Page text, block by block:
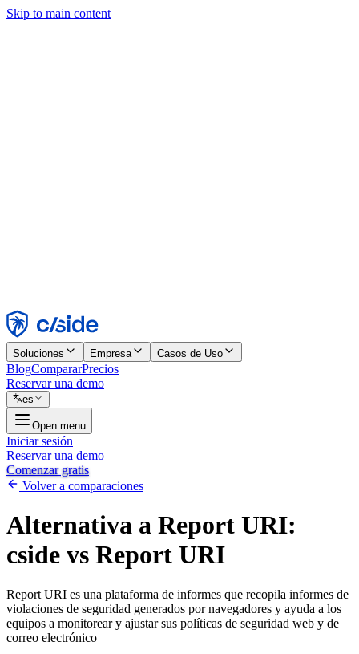
Skip to main content
Rechazar
Soluciones Empresa Casos de Uso
BlogCompararPrecios
Reservar una demo
es
Open menu
Iniciar sesión
Reservar una demo
Comenzar gratis
Volver a comparaciones
Alternativa a Report URI:
cside vs Report URI
Report URI es una plataforma de informes que recopila informes de
violaciones de seguridad generados por navegadores y ayuda a los
equipos a monitorear y ajustar sus políticas de seguridad web y de
correo electrónico